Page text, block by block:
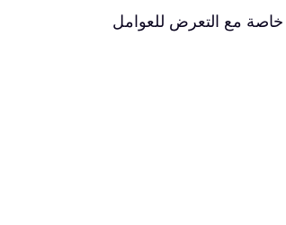
خاصة مع التعرض للعوامل